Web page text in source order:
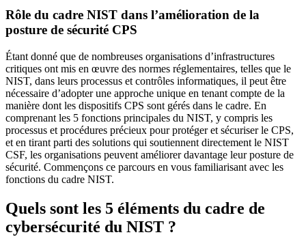
Rôle du cadre NIST dans l’amélioration de la
posture de sécurité CPS
Étant donné que de nombreuses organisations d’infrastructures
critiques ont mis en œuvre des normes réglementaires, telles que le
NIST, dans leurs processus et contrôles informatiques, il peut être
nécessaire d’adopter une approche unique en tenant compte de la
manière dont les dispositifs CPS sont gérés dans le cadre. En
comprenant les 5 fonctions principales du NIST, y compris les
processus et procédures précieux pour protéger et sécuriser le CPS,
et en tirant parti des solutions qui soutiennent directement le NIST
CSF, les organisations peuvent améliorer davantage leur posture de
sécurité. Commençons ce parcours en vous familiarisant avec les
fonctions du cadre NIST.
Quels sont les 5 éléments du cadre de
cybersécurité du NIST ?